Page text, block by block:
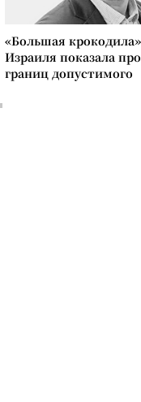
«Большая
Израиля показала
границ допустимого